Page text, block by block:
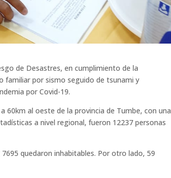
de Desastres, en cumplimiento de la
familiar por sismo seguido de tsunami y
por Covid-19.
60km al oeste de la provincia de Tumbe, con una
a nivel regional, fueron 12237 personas
quedaron inhabitables. Por otro lado, 59